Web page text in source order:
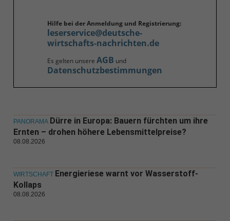
Hilfe bei der Anmeldung und Registrierung:
leserservice@deutsche-
wirtschafts-nachrichten.de
Es gelten unsere AGB und
Datenschutzbestimmungen
PANORAMA Dürre in Europa: Bauern fürchten um ihre
Ernten – drohen höhere Lebensmittelpreise?
08.08.2026
WIRTSCHAFT Energieriese warnt vor Wasserstoff-
Kollaps
08.08.2026